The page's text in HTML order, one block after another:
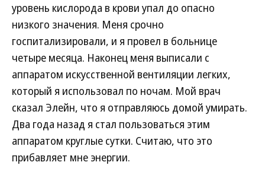
уровень кислорода в крови упал до опасно
низкого значения. Меня срочно
госпитализировали, и я провел в больнице
четыре месяца. Наконец меня выписали с
аппаратом искусственной вентиляции легких,
который я использовал по ночам. Мой врач
сказал Элейн, что я отправляюсь домой умирать.
Два года назад я стал пользоваться этим
аппаратом круглые сутки. Считаю, что это
прибавляет мне энергии.